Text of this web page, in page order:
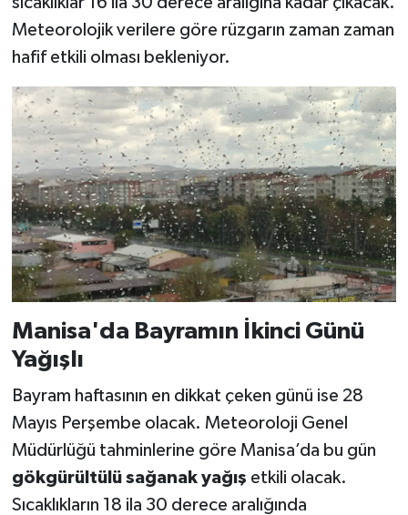
Meteorolojik verilere göre rüzgarın zaman zaman
hafif etkili olması bekleniyor.
Manisa'da Bayramın İkinci Günü
Yağışlı
Bayram haftasının en dikkat çeken günü ise 28
Mayıs Perşembe olacak. Meteoroloji Genel
Müdürlüğü tahminlerine göre Manisa’da bu gün
gökgürültülü sağanak yağış etkili olacak.
Sıcaklıkların 18 ila 30 derece aralığında